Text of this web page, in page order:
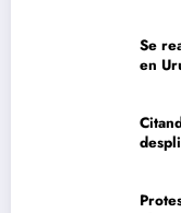
Se
en